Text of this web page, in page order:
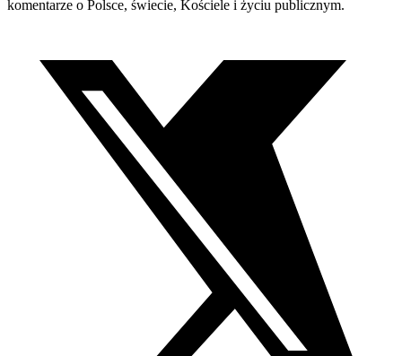
komentarze o Polsce, świecie, Kościele i życiu publicznym.